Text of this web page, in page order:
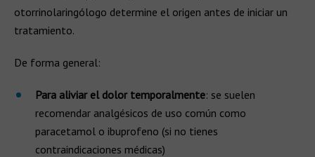
otorrinolaringólogo determine el origen antes de iniciar un
tratamiento.
De forma general:
Para aliviar el dolor temporalmente: se suelen
recomendar analgésicos de uso común como
paracetamol o ibuprofeno (si no tienes
contraindicaciones médicas)